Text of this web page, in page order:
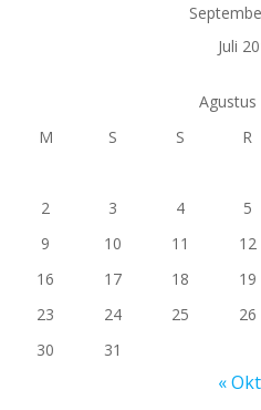
Juli
Agustus
M
S S R
2
3 4 5
9
10 11 12
16
17 18 19
23
24 25 26
30
31
« Okt